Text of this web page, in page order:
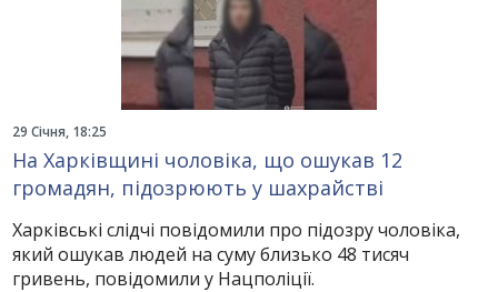
29 Січня, 18:25
На Харківщині чоловіка, що ошукав 12
громадян, підозрюють у шахрайстві
Харківські слідчі повідомили про підозру чоловіка,
який ошукав людей на суму близько 48 тисяч
гривень, повідомили у Нацполіції.